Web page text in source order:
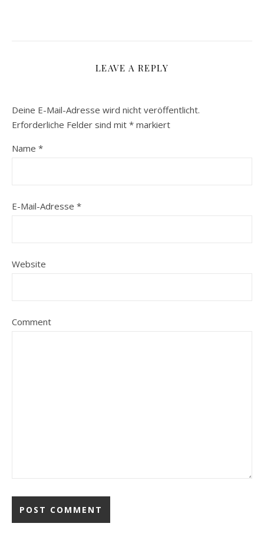
LEAVE A REPLY
Deine E-Mail-Adresse wird nicht veröffentlicht.
Erforderliche Felder sind mit * markiert
Name *
E-Mail-Adresse *
Website
Comment